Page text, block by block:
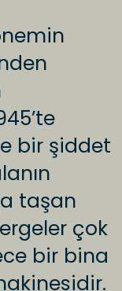
bir şiddet
taşan
çok
bir bina